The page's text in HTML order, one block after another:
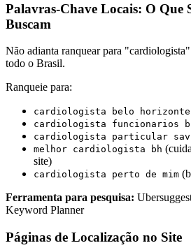
Palavras-Chave Locais: O Que
Buscam
Não adianta ranquear para
todo o Brasil.
Ranqueie para:
cardiologista belo horizonte
cardiologista funcionarios
cardiologista particular
melhor cardiologista bh
site)
cardiologista perto de mim
Ferramenta para pesquisa:
Keyword Planner
Páginas de Localização no Site